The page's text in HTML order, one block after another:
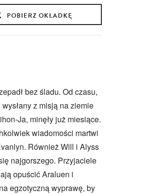
POBIERZ OKŁADKĘ
bez śladu. Od czasu,
wysłany z misją na ziemie
Ja, minęły już miesiące.
wiadomości martwi
Również Will i Alyss
najgorszego. Przyjaciele
opuścić Araluen i
egzotyczną wyprawę, by